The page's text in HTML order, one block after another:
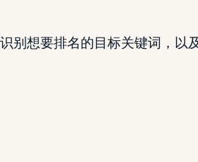
别想要排名的目标关键词，以